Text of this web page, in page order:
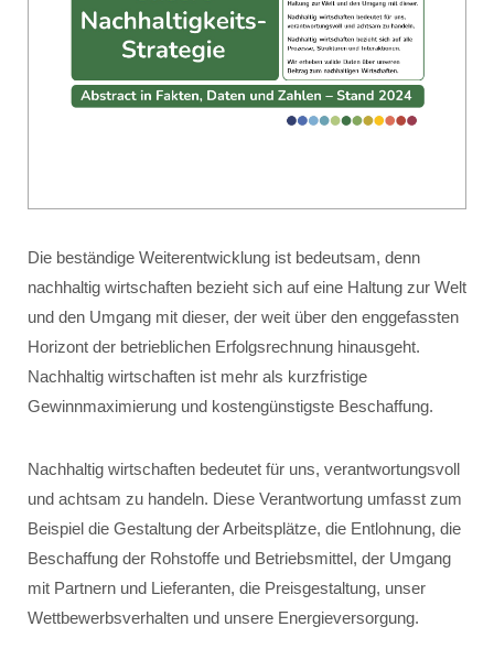
Die beständige Weiterentwicklung ist bedeutsam, denn
nachhaltig wirtschaften bezieht sich auf eine Haltung zur Welt
und den Umgang mit dieser, der weit über den enggefassten
Horizont der betrieblichen Erfolgsrechnung hinausgeht.
Nachhaltig wirtschaften ist mehr als kurzfristige
Gewinnmaximierung und kostengünstigste Beschaffung.
Nachhaltig wirtschaften bedeutet für uns, verantwortungsvoll
und achtsam zu handeln. Diese Verantwortung umfasst zum
Beispiel die Gestaltung der Arbeitsplätze, die Entlohnung, die
Beschaffung der Rohstoffe und Betriebsmittel, der Umgang
mit Partnern und Lieferanten, die Preisgestaltung, unser
Wettbewerbsverhalten und unsere Energieversorgung.